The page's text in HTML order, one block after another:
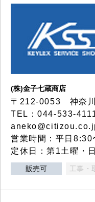
(株)金子七蔵商店
〒212-0053 神奈
TEL：044-533-
営業時間：平日
定休日：第1土曜・
販売可 工事・